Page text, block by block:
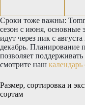
Сроки тоже важны:
сезон с июня, основные
идут через пик с
декабрь. Планирование
позволяет
смотрите наш календарь
Размер, сортировка и
сортам